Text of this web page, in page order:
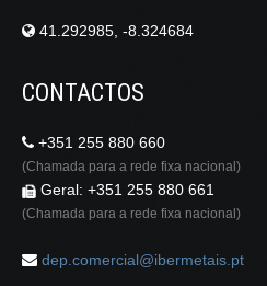
41.292985, -8.324684
CONTACTOS
+351 255 880 660
(Chamada para a rede fixa nacional)
Geral: +351 255 880 661
(Chamada para a rede fixa nacional)
dep.comercial@ibermetais.pt